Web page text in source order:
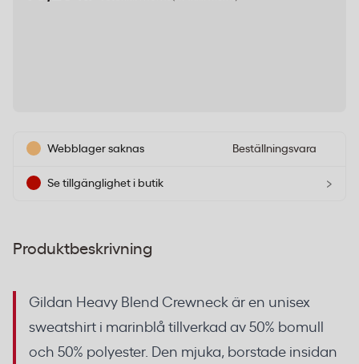
Webblager saknas Beställningsvara
Se tillgänglighet i butik ›
Produktbeskrivning
Gildan Heavy Blend Crewneck är en unisex
sweatshirt i marinblå tillverkad av 50% bomull
och 50% polyester. Den mjuka, borstade insidan